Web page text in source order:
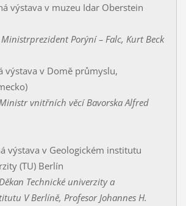
výstava v muzeu Idar Oberstein
Porýní – Falc, Kurt Beck
v Domě průmyslu,
vnitřních věcí Bavorska Alfred
výstava v Geologickém institutu
(TU) Berlín
Technické univerzity a
V Berlíně, Profesor Johannes H.